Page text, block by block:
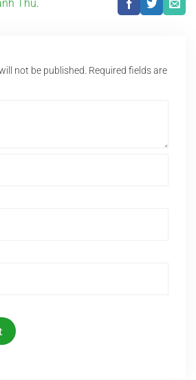
Thu.
not be published. Required fields are